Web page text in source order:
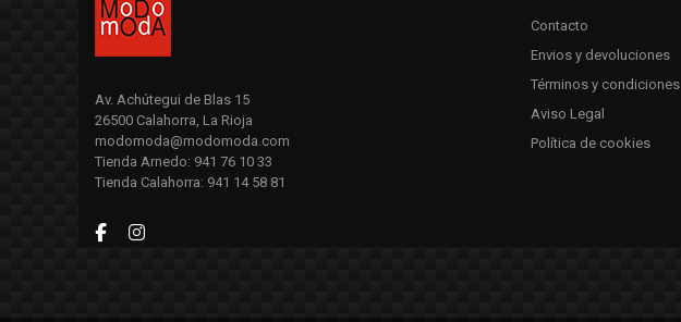
Av. Achútegui de Blas 15
26500 Calahorra, La Rioja
modomoda@modomoda.com
Tienda Arnedo: 941 76 10 33
Tienda Calahorra: 941 14 58 81
Contacto
Envios y devoluciones
Términos y condiciones
Aviso Legal
Política de cookies